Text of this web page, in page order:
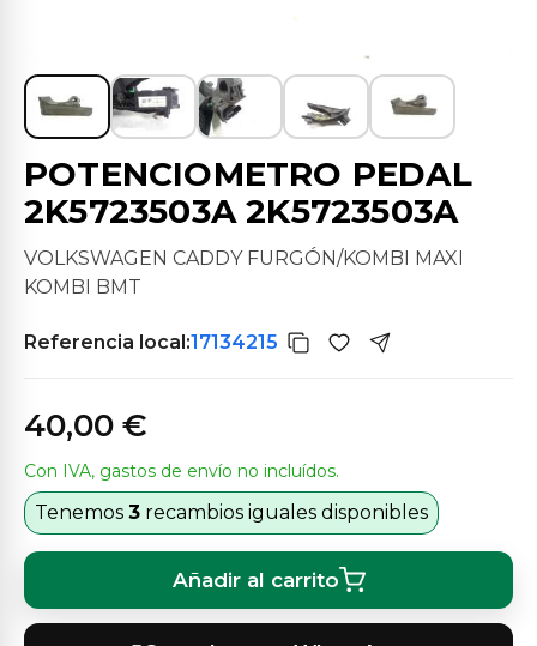
POTENCIOMETRO PEDAL
2K5723503A 2K5723503A
VOLKSWAGEN CADDY FURGÓN/KOMBI MAXI
KOMBI BMT
Referencia local:17134215
40,00 €
Con IVA, gastos de envío no incluídos.
Tenemos 3 recambios iguales disponibles
Añadir al carrito